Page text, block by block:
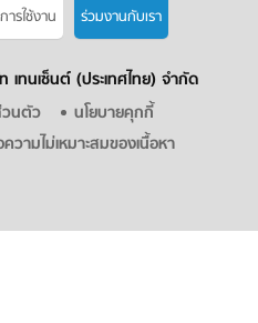
ารใช้งาน ร่วมงานกับเรา
เทนเซ็นต์ (ประเทศไทย) จำกัด
วนตัว
นโยบายคุกกี้
วามไม่เหมาะสมของเนื้อหา